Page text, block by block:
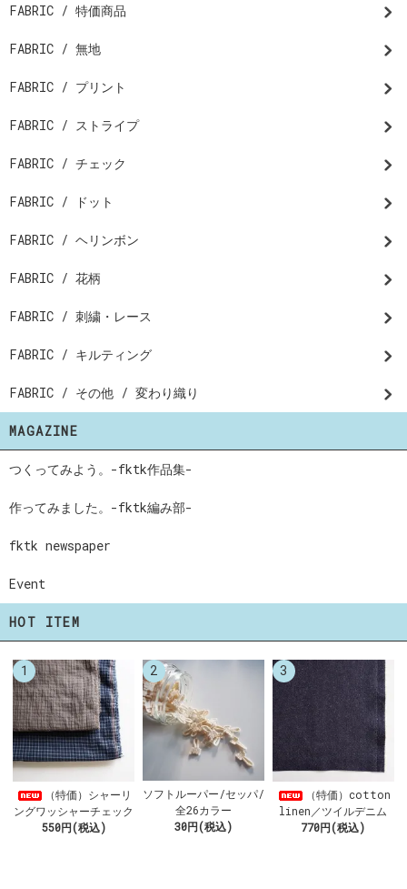
FABRIC / 特価商品
FABRIC / 無地
FABRIC / プリント
FABRIC / ストライプ
FABRIC / チェック
FABRIC / ドット
FABRIC / ヘリンボン
FABRIC / 花柄
FABRIC / 刺繍・レース
FABRIC / キルティング
FABRIC / その他 / 変わり織り
MAGAZINE
つくってみよう。-fktk作品集-
作ってみました。-fktk編み部-
fktk newspaper
Event
HOT ITEM
1
（特価）シャーリ
ングワッシャーチェック
550円(税込)
2
ソフトルーパー/セッパ/
全26カラー
30円(税込)
3
（特価）cotton
linen／ツイルデニム
770円(税込)